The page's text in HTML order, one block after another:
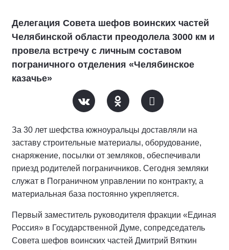
Делегация Совета шефов воинских частей
Челябинской области преодолела 3000 км и
провела встречу с личным составом
пограничного отделения «Челябинское
казачье»
За 30 лет шефства южноуральцы доставляли на
заставу строительные материалы, оборудование,
снаряжение, посылки от земляков, обеспечивали
приезд родителей пограничников. Сегодня земляки
служат в Пограничном управлении по контракту, а
материальная база постоянно укрепляется.
Первый заместитель руководителя фракции «Единая
Россия» в Государственной Думе, сопредседатель
Совета шефов воинских частей Дмитрий Вяткин